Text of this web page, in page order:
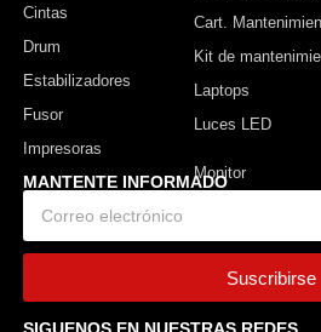
Cintas
Drum
Estabilizadores
Fusor
Impresoras
Cart.
Kit de
Laptops
Luces LED
MANTENTE INFORMADO
Suscribirse